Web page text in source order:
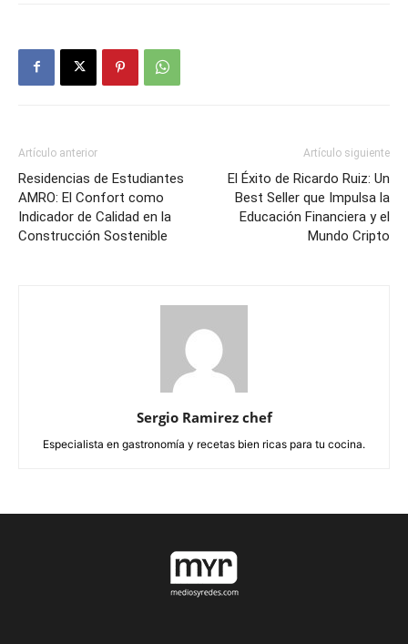
Artículo anterior
Residencias de Estudiantes
AMRO: El Confort como
Indicador de Calidad en la
Construcción Sostenible
Artículo siguiente
El Éxito de Ricardo Ruiz: Un
Best Seller que Impulsa la
Educación Financiera y el
Mundo Cripto
Sergio Ramirez chef
Especialista en gastronomía y recetas bien ricas para tu cocina.